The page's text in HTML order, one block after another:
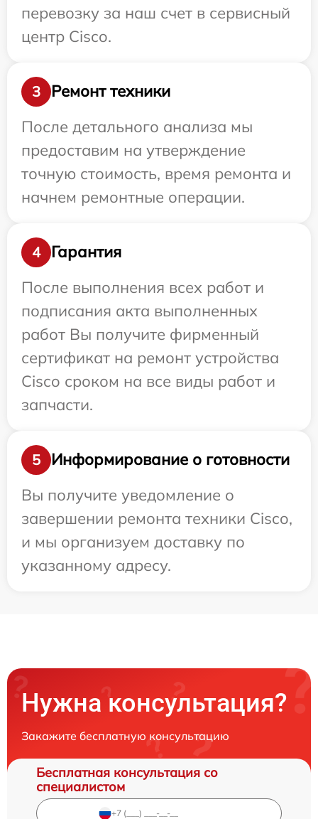
перевозку за наш счет в сервисный
центр Cisco.
3
Ремонт техники
После детального анализа мы
предоставим на утверждение
точную стоимость, время ремонта и
начнем ремонтные операции.
4
Гарантия
После выполнения всех работ и
подписания акта выполненных
работ Вы получите фирменный
сертификат на ремонт устройства
Cisco сроком на все виды работ и
запчасти.
5
Информирование о готовности
Вы получите уведомление о
завершении ремонта техники Cisco,
и мы организуем доставку по
указанному адресу.
Нужна консультация?
Закажите бесплатную консультацию
Бесплатная консультация со
специалистом